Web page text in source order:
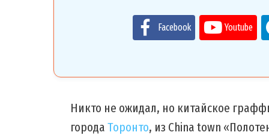
Facebook Youtube
Никто не ожидал, но китайское
городаТоронто, из China town